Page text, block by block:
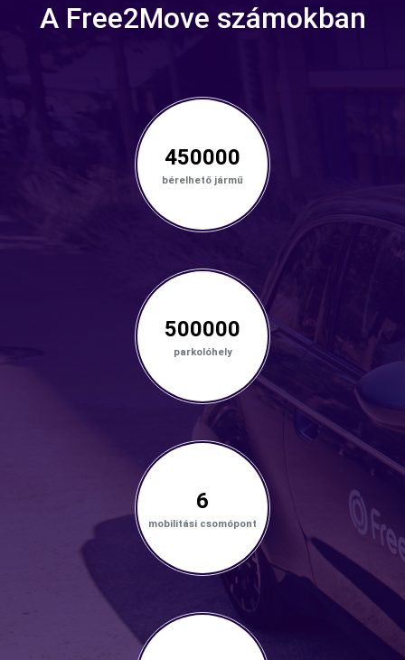
A Free2Move számokban
450000
bérelhető jármű
500000
parkolóhely
6
mobilitási csomópont